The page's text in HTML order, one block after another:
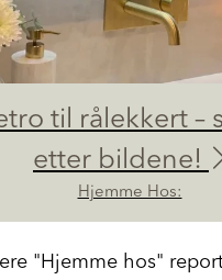
til rålekkert –
etter bildene!
Hjemme Hos:
"Hjemme hos"